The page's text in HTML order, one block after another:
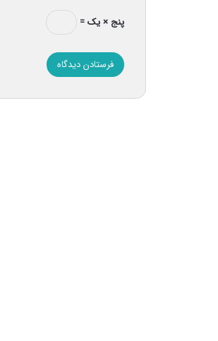
پنج × یک =